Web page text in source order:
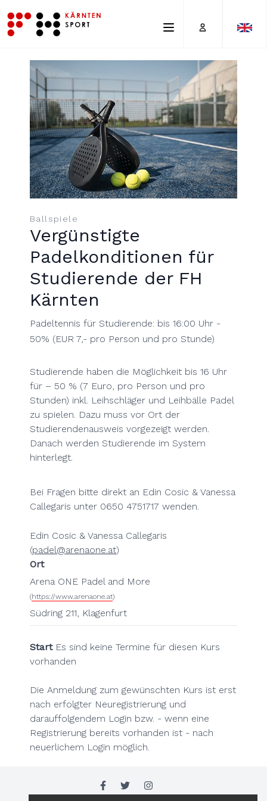
Ballspiele
Vergünstigte
Padelkonditionen für
Studierende der FH
Kärnten
Padeltennis für Studierende: bis 16:00 Uhr -
50% (EUR 7,- pro Person und pro Stunde)
Studierende haben die Möglichkeit bis 16 Uhr
für – 50 % (7 Euro, pro Person und pro
Stunden) inkl. Leihschläger und Leihbälle Padel
zu spielen. Dazu muss vor Ort der
Studierendenausweis vorgezeigt werden.
Danach werden Studierende im System
hinterlegt.
Bei Fragen bitte direkt an Edin Cosic & Vanessa
Callegaris unter 0650 4751717 wenden.
Edin Cosic & Vanessa Callegaris
(padel@arenaone.at)
Ort
Arena ONE Padel and More
(https://www.arenaone.at)
Südring 211, Klagenfurt
Start Es sind keine Termine für diesen Kurs
vorhanden
Die Anmeldung zum gewünschten Kurs ist erst
nach erfolgter Neuregistrierung und
darauffolgendem Login bzw. - wenn eine
Registrierung bereits vorhanden ist - nach
neuerlichem Login möglich.